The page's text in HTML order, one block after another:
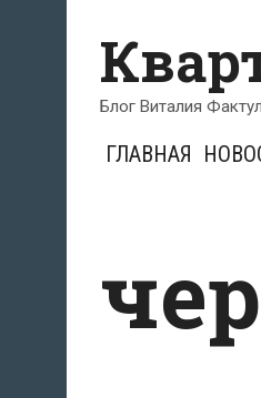
содержимому
Блог Виталия
ГЛАВНАЯ